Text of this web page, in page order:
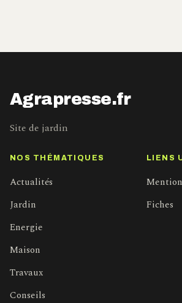
Agrapresse.fr
Site de jardin
NOS THÉMATIQUES
Actualités
Jardin
Energie
Maison
Travaux
Conseils
LIENS
Fiches